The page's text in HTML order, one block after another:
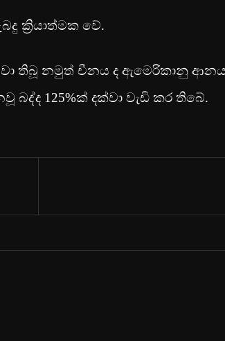
ක්‍රියාත්මක වේ.
තිබූ නමුත් චීනය ද ඇමෙරිකානු
බද්ද 125%ක් දක්වා වැඩි කර තිබේ.